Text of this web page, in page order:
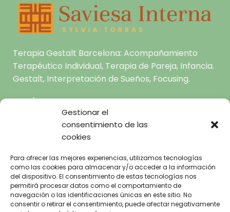
Gestionar el
consentimiento de las
cookies
Para ofrecer las mejores experiencias, utilizamos tecnologías
como las cookies para almacenar y/o acceder a la información
del dispositivo. El consentimiento de estas tecnologías nos
permitirá procesar datos como el comportamiento de
navegación o las identificaciones únicas en este sitio. No
consentir o retirar el consentimiento, puede afectar negativamente
Terapia Gestalt Barcelona: Acompañamiento
Terapéutico Individual, Terapia de Pareja, Infancia.
Gestalt, Interpretación de Sueños, Focusing.
C/ Joaquín Costa 62, pral.1a Raval 08001
Barcelona
hola@saviesainterna.com
665.681.444
INICIO
SOBRE MI
TERAPIA GESTALT A TU
ALCANCE
AVISO LEGAL
POLÍTICA DE